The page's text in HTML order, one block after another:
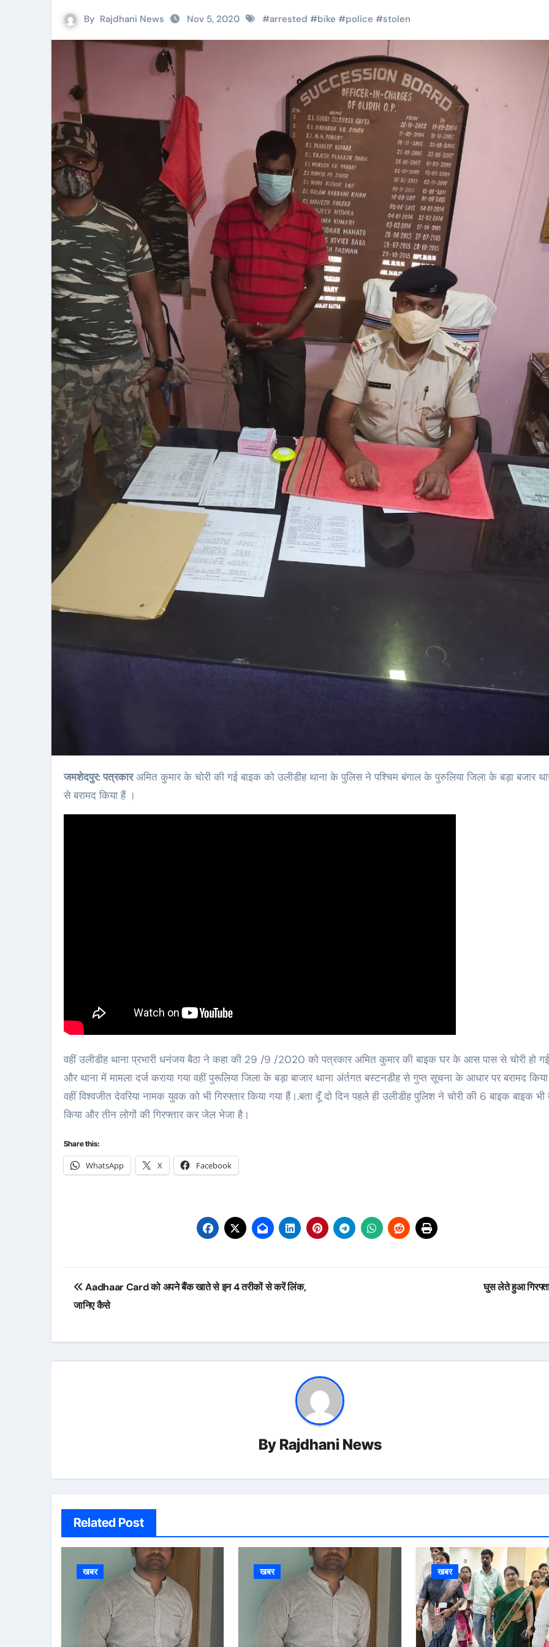
By Rajdhani News Nov 5, 2020 #arrested #bike #police #stolen
जमशेदपुर: पत्रकारअमित कुमार के चोरी की गई बाइक को उलीडीह थाना के पुलिस ने पश्चिम बंगाल के पुरुलिया जिला के बड़ा बजार
से बरामद किया हैं ।
वहीं उलीडीह थाना प्रभारी धनंजय बैठा ने कहा की 29 /9 /2020 को पत्रकार अमित कुमार की बाइक घर के आस पास से चोरी हो
और थाना में मामला दर्ज कराया गया वहीं पुरूलिया जिला के बड़ा बाजार थाना अंर्तगत बस्टनडीह से गुप्त सूचना के आधार पर बरामद
वहीं विश्वजीत देवरिया नामक युवक को भी गिरफ्तार किया गया हैं।.बता दूँ दो दिन पहले ही उलीडीह पुलिश ने चोरी की 6 बाइक बाइक भी
किया और तीन लोगों की गिरफ्तार कर जेल भेजा है।
Share this:
WhatsApp X Facebook
Post
navigation
Aadhaar Card को अपने बैंक खाते से इन 4 तरीकों से करें लिंक,
जान‍िए कैसे
घुस लेते हुआ
By Rajdhani News
Related Post
खबर खबर खबर